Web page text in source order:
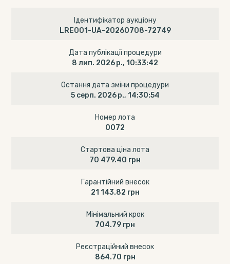
Ідентифікатор аукціону
LRE001-UA-20260708-72749
Дата публікації процедури
8 лип. 2026 р., 10:33:42
Остання дата зміни процедури
5 серп. 2026 р., 14:30:54
Номер лота
0072
Стартова ціна лота
70 479.40 грн
Гарантійний внесок
21 143.82 грн
Мінімальний крок
704.79 грн
Реєстраційний внесок
864.70 грн